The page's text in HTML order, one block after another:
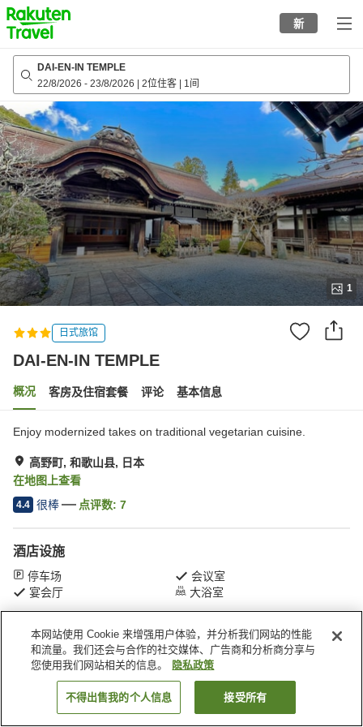
to
top
page
新
DAI-EN-IN TEMPLE
22/8/2026 - 23/8/2026 2位住客 1间
1
日式旅馆
DAI-EN-IN TEMPLE
概况 客房及住宿套餐 评论 基本信息
Enjoy modernized takes on traditional vegetarian cuisine.
高野町, 和歌山县, 日本
在地图上查看
4.4 很棒 点评数: 7
酒店设施
停车场
会议室
宴会厅
大浴室
首页 日本 和歌山县 高野町 DAI-EN-IN TEMPLE
搜索客房
本网站使用 Cookie 来增强用户体验，并分析我们网站的性能
和流量。我们还会与合作的社交媒体、广告商和分析商分享与
您使用我们网站相关的信息。
隐私政策
不得出售我的个人信息 接受所有